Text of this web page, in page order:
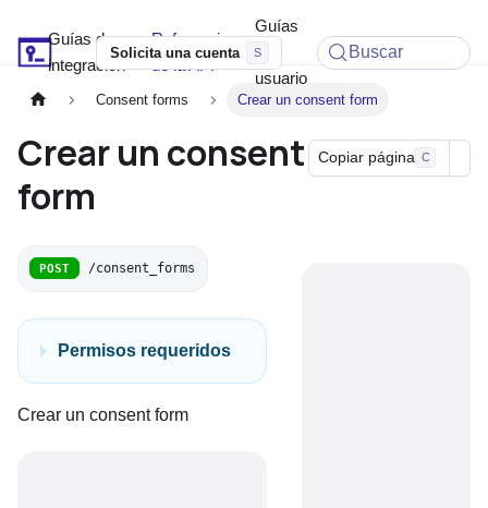
Soyio Docs
Guías de
integración
Referencia
de la API
Guías
de
usuario
Solicita una cuenta Buscar
Consent forms Crear un consent form
Crear un consent
form
Copiar página C
POST /consent_forms
Permisos requeridos
Crear un consent form